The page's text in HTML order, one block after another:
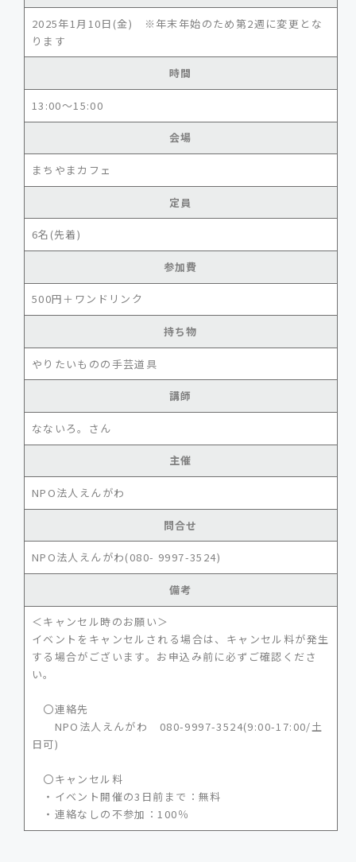
2025年1月10日(金) ※年末年始のため第2週に変更とな
ります
時間
13:00～15:00
会場
まちやまカフェ
定員
6名(先着)
参加費
500円＋ワンドリンク
持ち物
やりたいものの手芸道具
講師
なないろ。さん
主催
NPO法人えんがわ
問合せ
NPO法人えんがわ(080- 9997-3524)
備考
＜キャンセル時のお願い＞
イベントをキャンセルされる場合は、キャンセル料が発生
する場合がございます。お申込み前に必ずご確認くださ
い。
〇連絡先
NPO法人えんがわ 080-9997-3524(9:00-17:00/土
日可)
〇キャンセル料
・イベント開催の3日前まで：無料
・連絡なしの不参加：100％